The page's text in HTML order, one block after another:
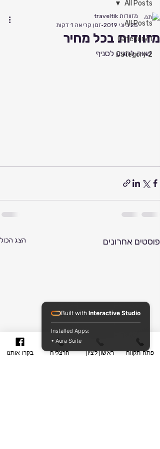
All Posts
Category 1
Category 2
All Posts
מזוודות בכל מחיר
מזוודות traveltik
25 ביוני 2019
זמן קריאה 1 דקות
שווה להגיע לסניף
פוסטים אחרונים הצג הכול
בקרו אותנו הרצליה ראשון לציון פתח תקווה
Built with Interactive Studio
Installed Apps:
• Aura Suite